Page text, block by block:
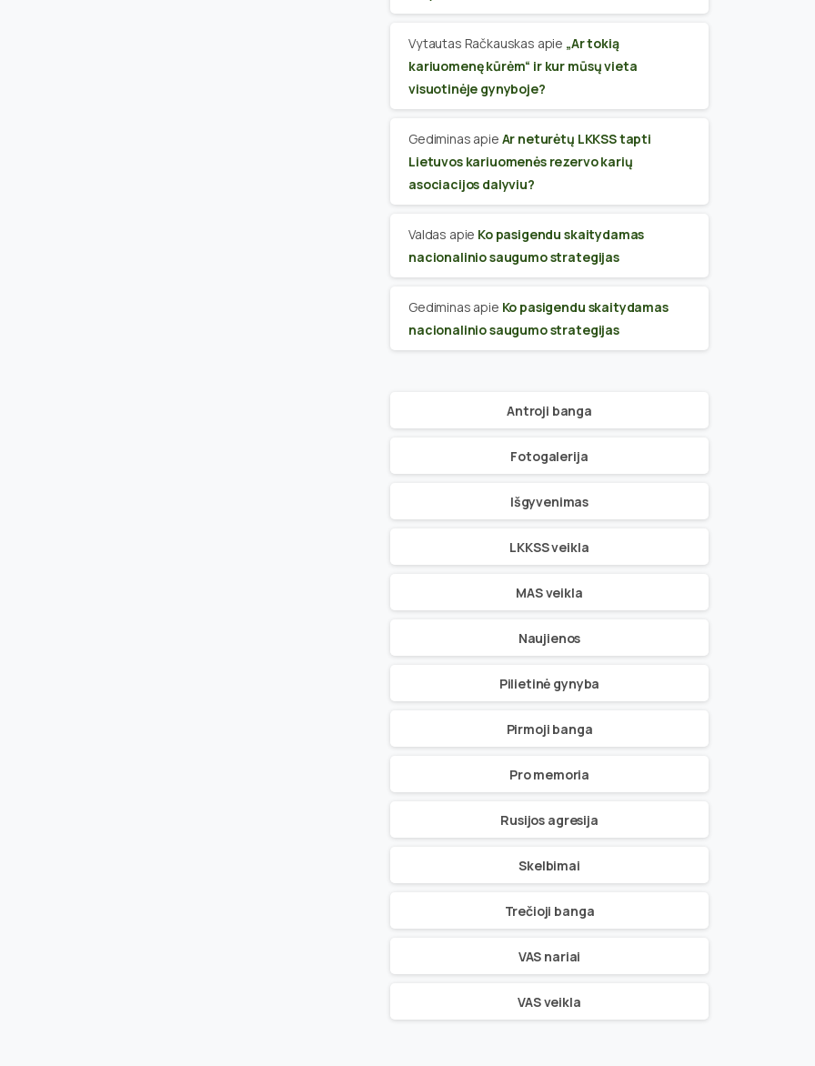
Vytautas Račkauskas apie „Ar tokią
kariuomenę kūrėm“ ir kur mūsų vieta
visuotinėje gynyboje?
Gediminas apie Ar neturėtų LKKSS tapti
Lietuvos kariuomenės rezervo karių
asociacijos dalyviu?
Valdas apie Ko pasigendu skaitydamas
nacionalinio saugumo strategijas
Gediminas apie Ko pasigendu skaitydamas
nacionalinio saugumo strategijas
Antroji banga
Fotogalerija
Išgyvenimas
LKKSS veikla
MAS veikla
Naujienos
Pilietinė gynyba
Pirmoji banga
Pro memoria
Rusijos agresija
Skelbimai
Trečioji banga
VAS nariai
VAS veikla